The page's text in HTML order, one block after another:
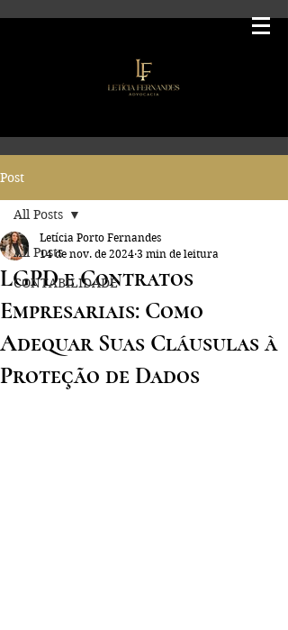
Post
All Posts
CONTABILIDADE
All Posts
LGPD e Contratos
Empresariais: Como
Adequar Suas Cláusulas à
Proteção de Dados
Letícia Porto Fernandes
14 de nov. de 2024 3 min de leitura